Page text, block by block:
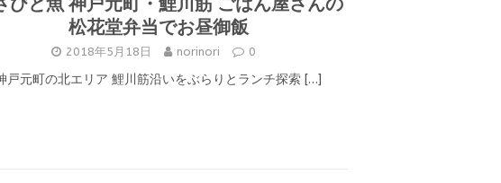
松花堂弁当でお昼御飯
2018年5月18日 norinori 0
戸元町の北エリア 鯉川筋沿いをぶらりとランチ探索 […]